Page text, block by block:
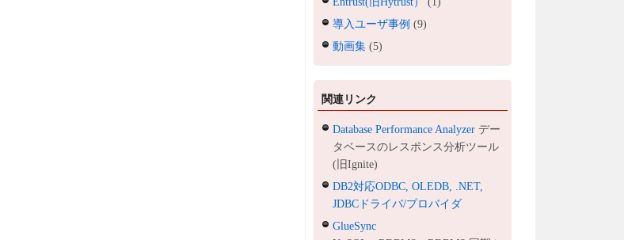
導入ユーザ事例 (9)
動画集 (5)
関連リンク
Database Performance Analyzer デー
タベースのレスポンス分析ツール
(旧Ignite)
DB2対応ODBC, OLEDB, .NET,
JDBCドライバ/プロバイダ
GlueSync